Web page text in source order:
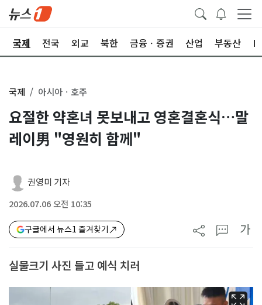
국제 전국 외교 북한 금융ㆍ증권 산업 부동산
국제 아시아ㆍ호주
요절한 약혼녀 못보내고 영혼결혼식…말
레이男 "영원히 함께"
권영미 기자
2026.07.06 오전 10:35
구글에서 뉴스1 즐겨찾기 가
실물크기 사진 들고 예식 치러